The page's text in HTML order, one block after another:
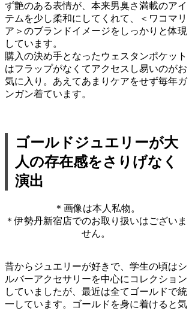
ず艶のある表情が、本来男臭さ満載のアイ
テムを少し柔和にしてくれて、＜ワコマリ
ア＞のブランドイメージをしっかりと体現
しています。
購入の決め手となったウェスタンポケット
はフラップがなくてアクセスし易いのがお
気に入り。あえてあまりケアをせず毎年ガ
ンガン着ています。
ゴールドジュエリーが大
人の存在感をさりげなく
演出
＊画像は本人私物。
＊伊勢丹新宿店でのお取り扱いはございま
せん。
昔からジュエリーが好きで、学生の頃はシ
ルバーアクセサリーを中心にコレクション
していましたが、最近は全てゴールドで統
一しています。ゴールドを身に着けると気